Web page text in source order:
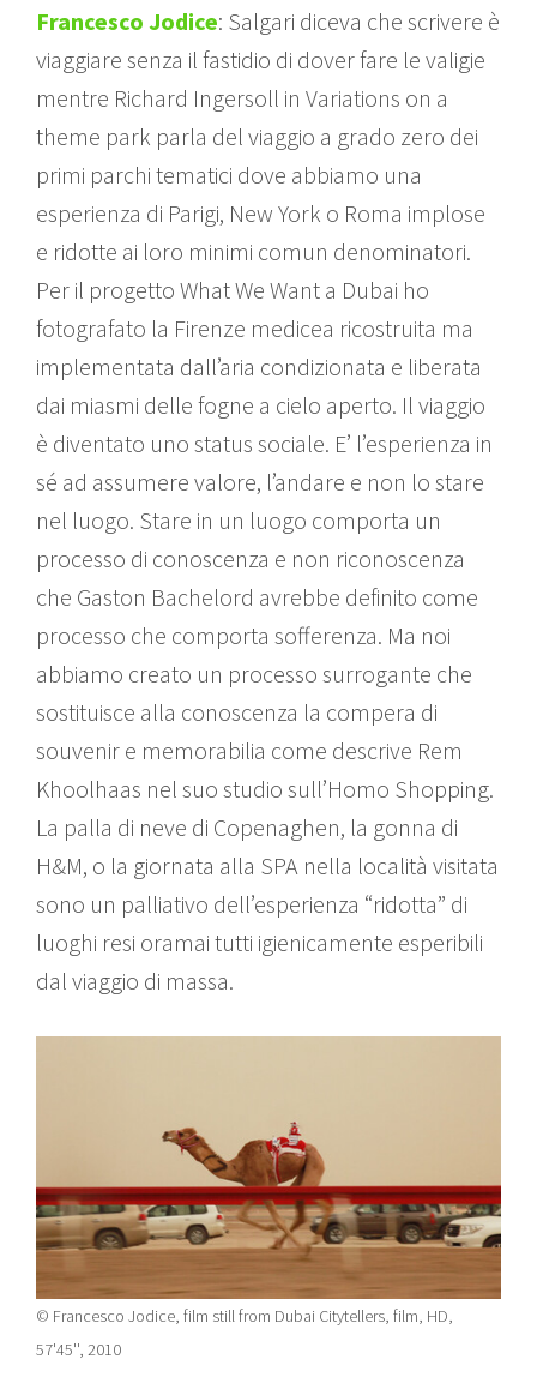
Francesco Jodice: Salgari diceva che scrivere è
viaggiare senza il fastidio di dover fare le valigie
mentre Richard Ingersoll in Variations on a
theme park parla del viaggio a grado zero dei
primi parchi tematici dove abbiamo una
esperienza di Parigi, New York o Roma implose
e ridotte ai loro minimi comun denominatori.
Per il progetto What We Want a Dubai ho
fotografato la Firenze medicea ricostruita ma
implementata dall’aria condizionata e liberata
dai miasmi delle fogne a cielo aperto. Il viaggio
è diventato uno status sociale. E’ l’esperienza in
sé ad assumere valore, l’andare e non lo stare
nel luogo. Stare in un luogo comporta un
processo di conoscenza e non riconoscenza
che Gaston Bachelord avrebbe definito come
processo che comporta sofferenza. Ma noi
abbiamo creato un processo surrogante che
sostituisce alla conoscenza la compera di
souvenir e memorabilia come descrive Rem
Khoolhaas nel suo studio sull’Homo Shopping.
La palla di neve di Copenaghen, la gonna di
H&M, o la giornata alla SPA nella località visitata
sono un palliativo dell’esperienza “ridotta” di
luoghi resi oramai tutti igienicamente esperibili
dal viaggio di massa.
© Francesco Jodice, film still from Dubai Citytellers, film, HD,
57'45'', 2010